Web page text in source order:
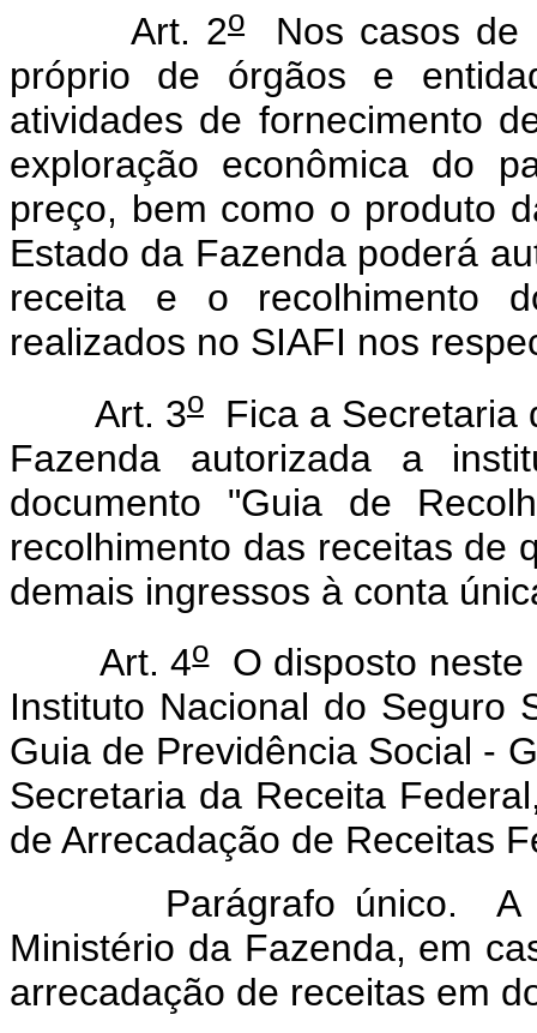
Art. 2o
Nos casos de
próprio de órgãos e
atividades de fornecimento
exploração econômica do
preço, bem como o produto
Estado da Fazenda poderá
receita e o recolhimento
realizados no SIAFI nos
Art. 3oFica a Secretaria
Fazenda autorizada a
documento "Guia de
recolhimento das receitas de
demais ingressos à conta
Art. 4oO disposto neste
Instituto Nacional do Seguro
Guia de Previdência Social -
Secretaria da Receita
de Arrecadação de Receitas
Parágrafo único. A
Ministério da Fazenda, em
arrecadação de receitas em